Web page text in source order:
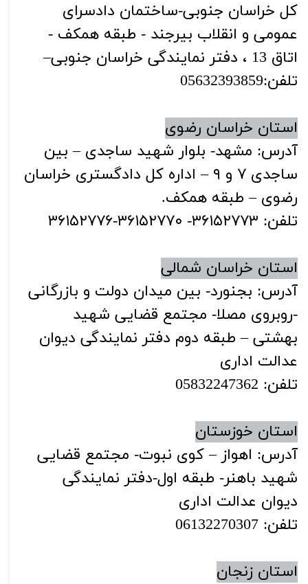
کل خراسان جنوبی-ساختمان دادسرای
عمومی و انقلاب بیرجند - طبقه همکف -
اتاق 13 ، دفتر نمایندگی خراسان جنوبی–
تلفن:05632393859
استان خراسان رضوی
آدرس: مشهد- بلوار شهید ساجدی – بین
ساجدی ۷ و ۹ – اداره کل دادگستری خراسان
رضوی – طبقه همکف.
تلفن: ۳۶۱۵۲۷۷۳- ۳۶۱۵۲۷۷۰-۳۶۱۵۲۷۷۶
استان خراسان شمالی
آدرس: بجنورد- بین میدان دولت و بازرگانی
-روبروی مصلا- مجتمع قضایی شهید
بهشتی – طبقه دوم دفتر نمایندگی دیوان
عدالت اداری
تلفن: 05832247362
استان خوزستان
آدرس: اهواز – کوی نبوت- مجتمع قضایی
شهید باهنر- طبقه اول-دفتر نمایندگی
دیوان عدالت اداری
تلفن: 06132270307
استان زنجان